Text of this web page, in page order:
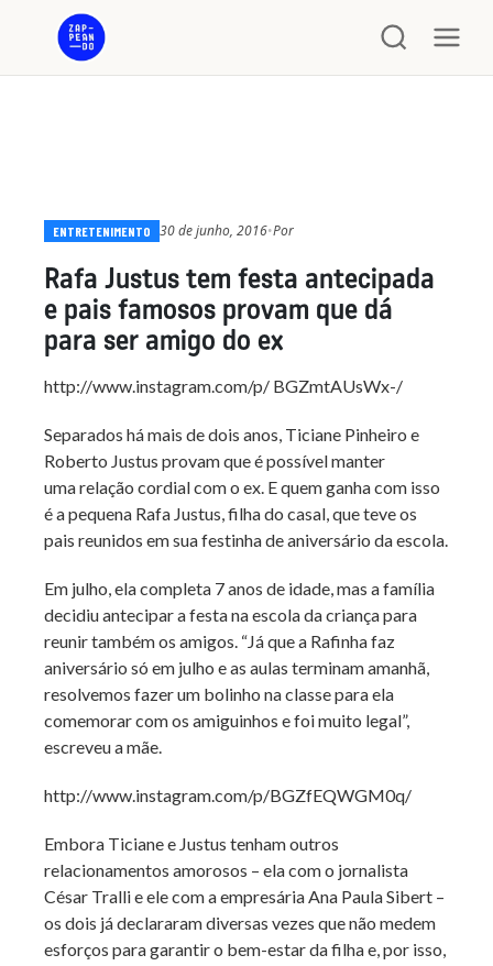
ENTRETENIMENTO 30 de junho, 2016•Por
Rafa Justus tem festa antecipada
e pais famosos provam que dá
para ser amigo do ex
http://www.instagram.com/p/ BGZmtAUsWx-/
Separados há mais de dois anos, Ticiane Pinheiro e
Roberto Justus provam que é possível manter
uma relação cordial com o ex. E quem ganha com isso
é a pequena Rafa Justus, filha do casal, que teve os
pais reunidos em sua festinha de aniversário da escola.
Em julho, ela completa 7 anos de idade, mas a família
decidiu antecipar a festa na escola da criança para
reunir também os amigos. “Já que a Rafinha faz
aniversário só em julho e as aulas terminam amanhã,
resolvemos fazer um bolinho na classe para ela
comemorar com os amiguinhos e foi muito legal”,
escreveu a mãe.
http://www.instagram.com/p/BGZfEQWGM0q/
Embora Ticiane e Justus tenham outros
relacionamentos amorosos – ela com o jornalista
César Tralli e ele com a empresária Ana Paula Sibert –
os dois já declararam diversas vezes que não medem
esforços para garantir o bem-estar da filha e, por isso,